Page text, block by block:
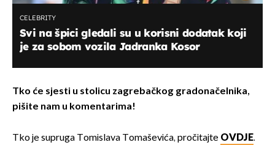
CELEBRITY
Svi na špici gledali su u korisni dodatak koji
je za sobom vozila Jadranka Kosor
Tko će sjesti u stolicu zagrebačkog gradonačelnika,
pišite nam u komentarima!
Tko je supruga Tomislava Tomaševića, pročitajte OVDJE.